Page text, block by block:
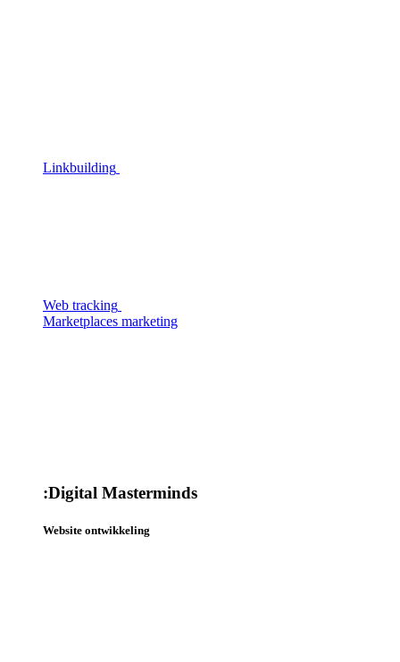
Linkbuilding
Web tracking
Marketplaces marketing
:Digital Masterminds
Website ontwikkeling